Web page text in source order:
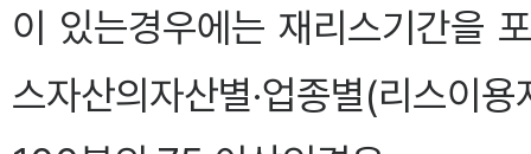
이 있는경우에는 재리스기간을
스자산의자산별·업종별(리스